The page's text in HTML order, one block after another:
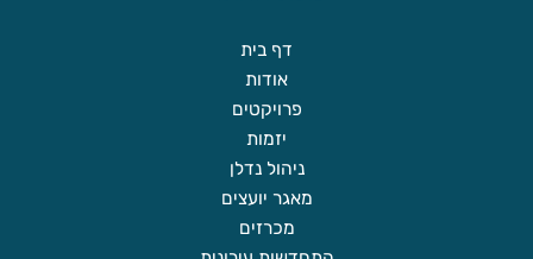
דף בית
אודות
פרויקטים
יזמות
ניהול נדלן
מאגר יועצים
מכרזים